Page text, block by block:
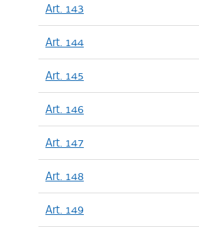
Art. 143
Art. 144
Art. 145
Art. 146
Art. 147
Art. 148
Art. 149